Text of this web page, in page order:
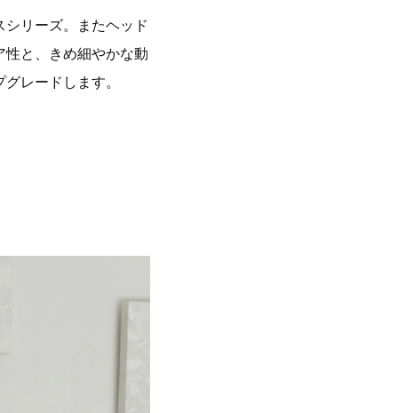
リーズ。またヘッド
と、きめ細やかな動
レードします。